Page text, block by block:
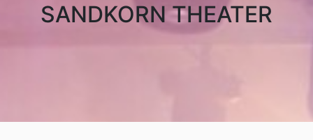
SANDKORN THEATER